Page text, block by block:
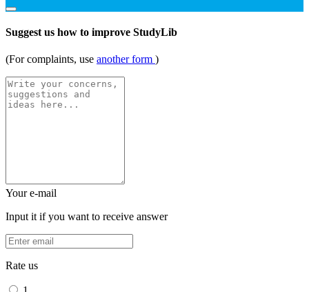
Suggest us how to improve StudyLib
(For complaints, use another form )
Your e-mail
Input it if you want to receive answer
Rate us